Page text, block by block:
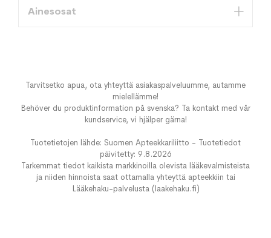
Ainesosat
Tarvitsetko apua, ota yhteyttä asiakaspalveluumme, autamme
mielellämme!
Behöver du produktinformation på svenska? Ta kontakt med vår
kundservice, vi hjälper gärna!
Tuotetietojen lähde: Suomen Apteekkariliitto - Tuotetiedot
päivitetty: 9.8.2026
Tarkemmat tiedot kaikista markkinoilla olevista lääkevalmisteista
ja niiden hinnoista saat ottamalla yhteyttä apteekkiin tai
Lääkehaku-palvelusta (laakehaku.fi)